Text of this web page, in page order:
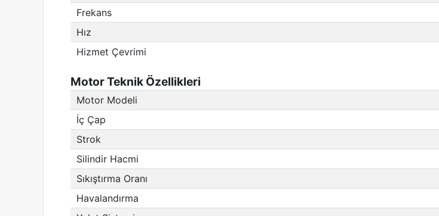
Frekans
Hız
Hizmet Çevrimi
Motor Teknik Özellikleri
Motor Modeli
İç Çap
Strok
Silindir Hacmi
Sıkıştırma Oranı
Havalandırma